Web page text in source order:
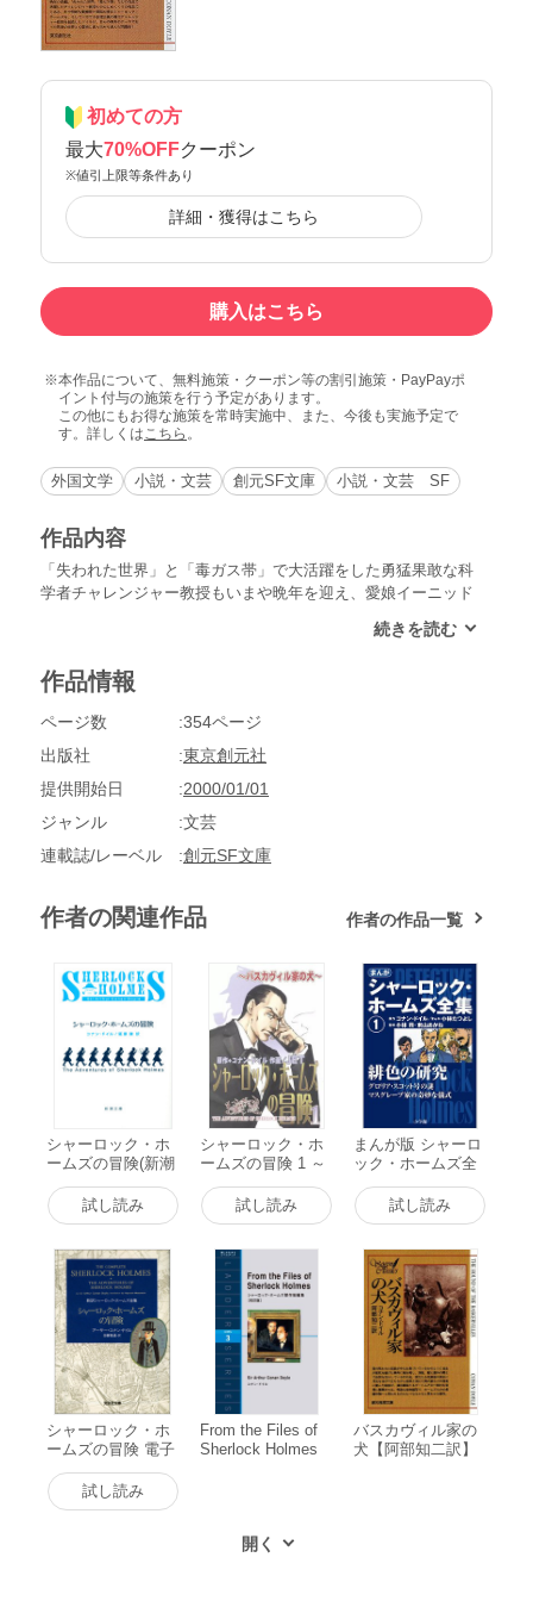
初めての方
最大70%OFFクーポン
※値引上限等条件あり
詳細・獲得はこちら
購入はこちら
本作品について、無料施策・クーポン等の割引施策・PayPayポ
イント付与の施策を行う予定があります。
この他にもお得な施策を常時実施中、また、今後も実施予定で
す。詳しくはこちら 。
外国文学 小説・文芸 創元SF文庫 小説・文芸 SF
作品内容
「失われた世界」と「毒ガス帯」で大活躍をした勇猛果敢な科
学者チャレンジャー教授もいまや晩年を迎え、愛娘イーニッド
敏腕記者マローンと共同で心霊教会を取材することになり会合
霊が現われて父宛のメッセージを託されたのである。その話を
舌を浴びせて心霊の存在を否定し、霊媒たちを悪党呼ばわりし
た。巨匠コナン・ドイルが心霊術にとりくんだ晩年の異色作。
作品情報
ページ数
354ページ
出版社
東京創元社
提供開始日
2000/01/01
ジャンル
文芸
連載誌/レーベル
創元SF文庫
作者の関連作品 作者の作品一覧
シャーロック・ホ
ームズの冒険(新潮
文庫) 電子書籍版
試し読み
シャーロック・ホ
ームズの冒険 1 ～
バスカヴィル家の
犬～ 電子書籍版
試し読み
まんが版 シャーロ
ック・ホームズ全
集1 緋色の研究 電
子書籍版試し読み
シャーロック・ホ
ームズの冒険 電子
書籍版
試し読み
From the Files of
Sherlock Holmes
バスカヴィル家の
犬【阿部知二訳】